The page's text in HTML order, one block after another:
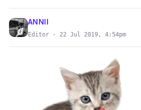
ANNII
Editor · 22 Jul 2019, 4:54pm